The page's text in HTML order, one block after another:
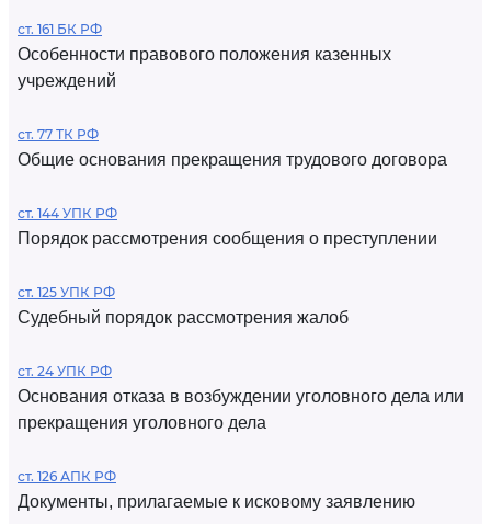
ст. 161 БК РФ
Особенности правового положения казенных
учреждений
ст. 77 ТК РФ
Общие основания прекращения трудового договора
ст. 144 УПК РФ
Порядок рассмотрения сообщения о преступлении
ст. 125 УПК РФ
Судебный порядок рассмотрения жалоб
ст. 24 УПК РФ
Основания отказа в возбуждении уголовного дела или
прекращения уголовного дела
ст. 126 АПК РФ
Документы, прилагаемые к исковому заявлению